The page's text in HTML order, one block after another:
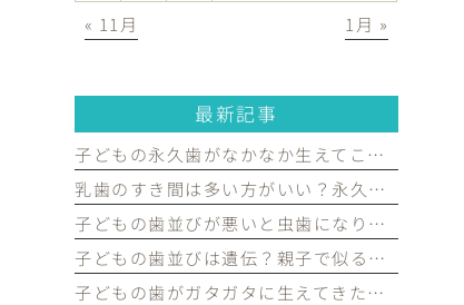
« 11月 1月 »
最新記事
子どもの永久歯がなかなか生えてこない…受診した方がよいケースを歯科医が解説｜宮原・さいたま市北区の歯医者
乳歯のすき間は多い方がいい？永久歯がきれいに並ぶために必要な理由を歯科医が解説｜宮原・さいたま市北区の歯医者
子どもの歯並びが悪いと虫歯になりやすい？歯並びとお口の健康の関係を歯科医が解説｜宮原・さいたま市北区の歯医者
子どもの歯並びは遺伝？親子で似る部分と生活習慣で変えられる部分を歯科医が解説｜宮原・さいたま市北区の歯医者
子どもの歯がガタガタに生えてきたけど大丈夫？永久歯の歯並びについて歯科医が解説｜宮原・さいたま市北区の歯医者